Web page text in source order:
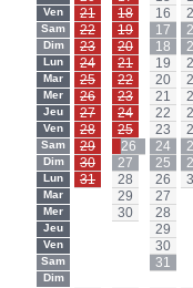
Ven
Sam
Dim
Lun
Mar
Mer
Jeu
Ven
Sam
Dim
Lun
Mar
Mer
Jeu
Ven
Sam
Dim
21
22
23
24
25
26
27
28
29
30
31
18
19
20
21
22
23
24
25
26
27
28
29
30
16
17
18
19
20
21
22
23
24
25
26
27
28
29
30
31